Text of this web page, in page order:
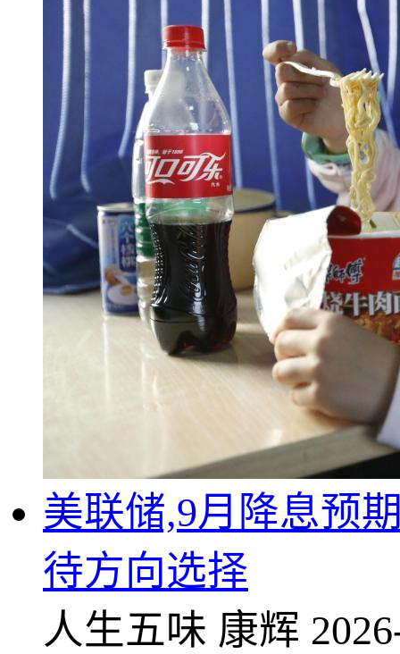
美联储,9月降息预
待方向选择
人生五味 康辉